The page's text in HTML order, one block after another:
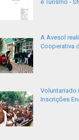
e Turismo -
A Avesol
Cooperativa
Voluntariado
Inscrições